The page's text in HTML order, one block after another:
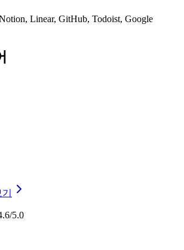
Linear, GitHub, Todoist, Google
5.0